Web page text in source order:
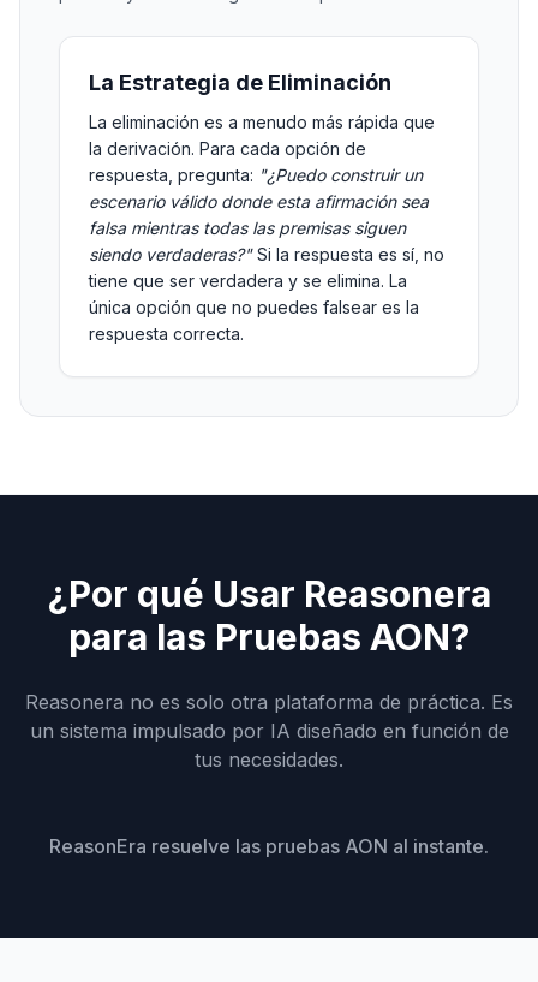
La Estrategia de Eliminación
La eliminación es a menudo más rápida que
la derivación. Para cada opción de
respuesta, pregunta: "¿Puedo construir un
escenario válido donde esta afirmación sea
falsa mientras todas las premisas siguen
siendo verdaderas?"Si la respuesta es sí, no
tiene que ser verdadera y se elimina. La
única opción que no puedes falsear es la
respuesta correcta.
¿Por qué Usar Reasonera
para las Pruebas AON?
Reasonera no es solo otra plataforma de práctica. Es
un sistema impulsado por IA diseñado en función de
tus necesidades.
ReasonEra resuelve las pruebas AON al instante.